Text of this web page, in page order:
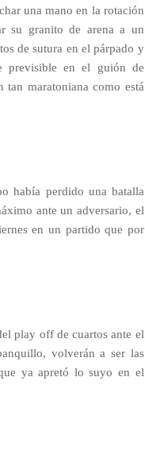
una mano en la rotación
su granito de arena a un
de sutura en el párpado y
previsible en el guión de
maratoniana como está
había perdido una batalla
ante un adversario, el
en un partido que por
play off de cuartos ante el
volverán a ser las
ya apretó lo suyo en el